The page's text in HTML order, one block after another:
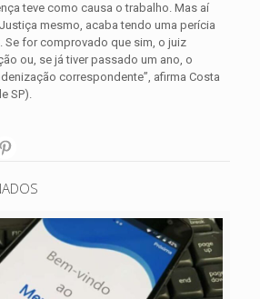
teve como causa o trabalho. Mas aí
mesmo, acaba tendo uma perícia
Se for comprovado que sim, o juiz
ou, se já tiver passado um ano, o
correspondente”, afirma Costa
SP).